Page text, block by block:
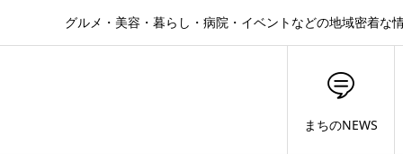
グルメ・美容・暮らし・病院・イベントなどの地域密着な
まちのNEWS